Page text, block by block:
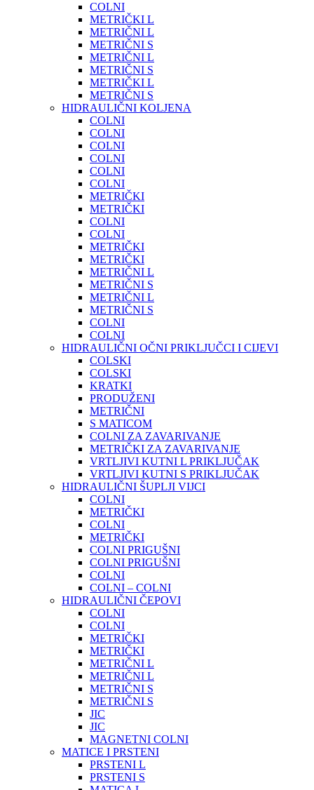
COLNI
METRIČKI L
METRIČNI L
METRIČNI S
METRIČNI L
METRIČNI S
METRIČKI L
METRIČNI S
HIDRAULIČNI KOLJENA
COLNI
COLNI
COLNI
COLNI
COLNI
COLNI
METRIČKI
METRIČKI
COLNI
COLNI
METRIČKI
METRIČKI
METRIČNI L
METRIČNI S
METRIČNI L
METRIČNI S
COLNI
COLNI
HIDRAULIČNI OČNI PRIKLJUČCI I CIJEVI
COLSKI
COLSKI
KRATKI
PRODUŽENI
METRIČNI
S MATICOM
COLNI ZA ZAVARIVANJE
METRIČKI ZA ZAVARIVANJE
VRTLJIVI KUTNI L PRIKLJUČAK
VRTLJIVI KUTNI S PRIKLJUČAK
HIDRAULIČNI ŠUPLJI VIJCI
COLNI
METRIČKI
COLNI
METRIČKI
COLNI PRIGUŠNI
COLNI PRIGUŠNI
COLNI
COLNI – COLNI
HIDRAULIČNI ČEPOVI
COLNI
COLNI
METRIČKI
METRIČKI
METRIČNI L
METRIČNI L
METRIČNI S
METRIČNI S
JIC
JIC
MAGNETNI COLNI
MATICE I PRSTENI
PRSTENI L
PRSTENI S